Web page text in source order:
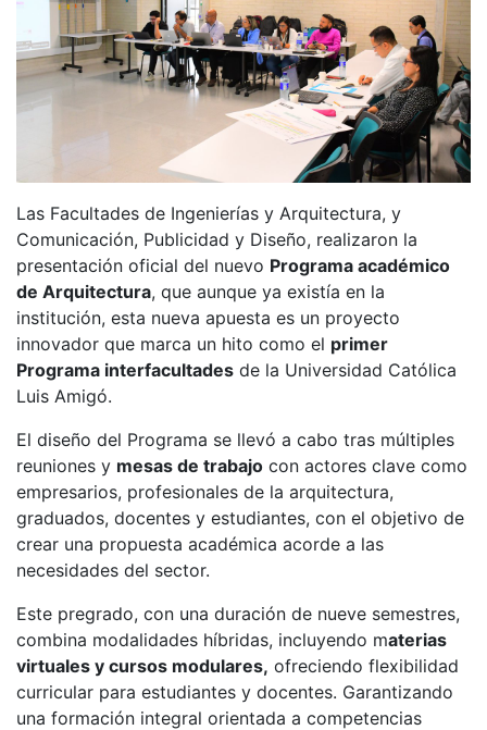
Las Facultades de Ingenierías y Arquitectura, y
Comunicación, Publicidad y Diseño, realizaron la
presentación oficial del nuevo Programa académico
de Arquitectura, que aunque ya existía en la
institución, esta nueva apuesta es un proyecto
innovador que marca un hito como el primer
Programa interfacultades de la Universidad Católica
Luis Amigó.
El diseño del Programa se llevó a cabo tras múltiples
reuniones y mesas de trabajo con actores clave como
empresarios, profesionales de la arquitectura,
graduados, docentes y estudiantes, con el objetivo de
crear una propuesta académica acorde a las
necesidades del sector.
Este pregrado, con una duración de nueve semestres,
combina modalidades híbridas, incluyendo materias
virtuales y cursos modulares, ofreciendo flexibilidad
curricular para estudiantes y docentes. Garantizando
una formación integral orientada a competencias